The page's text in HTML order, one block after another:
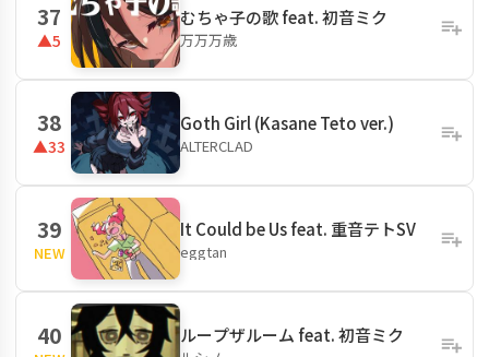
37
▲5
むちゃ子の歌 feat. 初音ミク
万万万歳
38
▲33
Goth Girl (Kasane Teto ver.)
ALTERCLAD
39
NEW
It Could be Us feat. 重音テトSV
eggtan
40 ループザルーム feat. 初音ミク